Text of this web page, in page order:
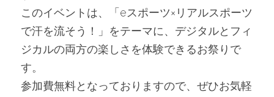
このイベントは、「eスポーツ×リアルスポーツ
で汗を流そう！」をテーマに、デジタルとフィ
ジカルの両方の楽しさを体験できるお祭りで
す。
参加費無料となっておりますので、ぜひお気軽